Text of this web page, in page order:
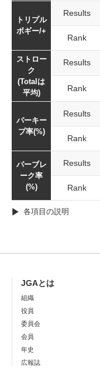
トリプル
ボギー/+
Results
Rank
ストロー
ク
(Totalは
平均)
Results
Rank
パーキー
プ率(%)
Results
Rank
パーブレ
ーク率
(%)
Results
Rank
各項目の説明
JGAとは
組織
役員
委員会
会員
年史
広報誌